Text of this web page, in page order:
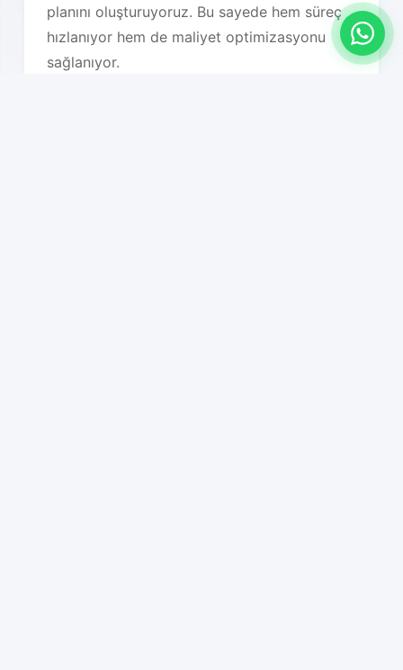
planını oluşturuyoruz. Bu sayede hem süreç
hızlanıyor hem de maliyet optimizasyonu
sağlanıyor.